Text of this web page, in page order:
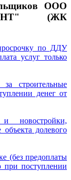
ООО
(ЖК
по ДДУ
услуг только
строительные
денег от
новостройки,
долевого
(без предоплаты
при поступлении